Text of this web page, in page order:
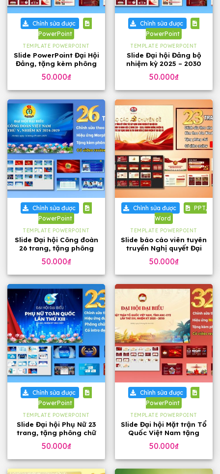
Chỉnh sửa được
PowerPoint
TEMPLATE POWERPOINT
Slide PowerPoint Đại Hội
Đảng, tặng kèm phông
50.000₫
Chỉnh sửa được
PowerPoint
TEMPLATE POWERPOINT
Slide Đại hội Đảng bộ
nhiệm kỳ 2025 – 2030
slide)
50.000₫
Chỉnh sửa được
PowerPoint
TEMPLATE POWERPOINT
Slide Đại hội Công đoàn
26 trang, tặng phông
50.000₫
Chỉnh sửa được
PPT,
Word
TEMPLATE POWERPOINT
Slide báo cáo viên tuyên
truyền Nghị quyết Đại
trang
50.000₫
Chỉnh sửa được
PowerPoint
TEMPLATE POWERPOINT
Slide Đại hội Phụ Nữ 23
trang, tặng phông chữ
50.000₫
Chỉnh sửa được
PowerPoint
TEMPLATE POWERPOINT
Slide Đại hội Mặt trận Tổ
Quốc Việt Nam tặng
50.000₫